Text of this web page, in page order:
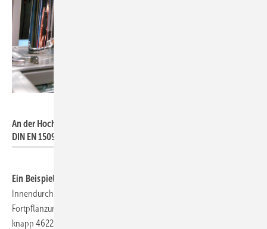
An der Hochschule Esslingen wurde ein Prüfstand in Anlehnung an
DIN EN 15091 aufgebaut.
Ein Beispiel:
Innendurchmesser von 13 mm liegt die
Fortpflanzungsgeschwindigkeit der Druckwelle z.B. bei 1284 m/s, was
knapp 4622 km/h bedeutet. Hierbei ist jedoch Voraussetzung, dass